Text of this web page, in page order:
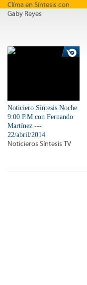
Clíma en Síntesis con
Gaby Reyes
Noticiero Síntesis Noche
9:00 P.M con Fernando
Martínez ---
22/abril/2014
Noticieros Síntesis TV